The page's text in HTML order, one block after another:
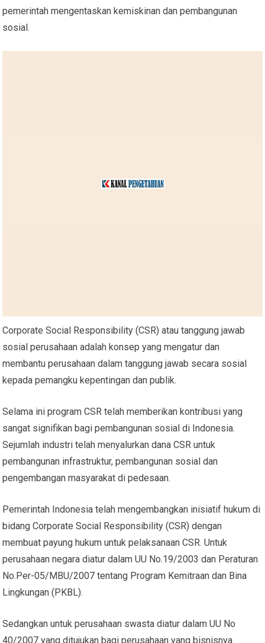
pemerintah mengentaskan kemiskinan dan pembangunan
sosial.
Corporate Social Responsibility (CSR) atau tanggung jawab
sosial perusahaan adalah konsep yang mengatur dan
membantu perusahaan dalam tanggung jawab secara sosial
kepada pemangku kepentingan dan publik.
Selama ini program CSR telah memberikan kontribusi yang
sangat signifikan bagi pembangunan sosial di Indonesia.
Sejumlah industri telah menyalurkan dana CSR untuk
pembangunan infrastruktur, pembangunan sosial dan
pengembangan masyarakat di pedesaan.
Pemerintah Indonesia telah mengembangkan inisiatif hukum di
bidang Corporate Social Responsibility (CSR) dengan
membuat payung hukum untuk pelaksanaan CSR. Untuk
perusahaan negara diatur dalam UU No.19/2003 dan Peraturan
No.Per-05/MBU/2007 tentang Program Kemitraan dan Bina
Lingkungan (PKBL).
Sedangkan untuk perusahaan swasta diatur dalam UU No
40/2007 yang ditujukan bagi perusahaan yang bisnisnya